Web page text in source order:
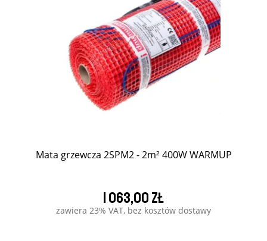
Mata grzewcza 2SPM2 - 2m² 400W WARMUP
1 063,00 zł
zawiera 23% VAT, bez kosztów dostawy